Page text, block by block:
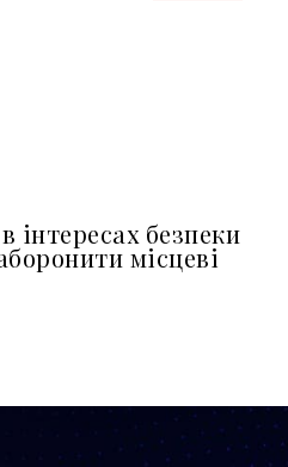
інтересах безпеки
місцеві